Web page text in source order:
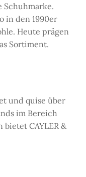
in den 1990er
Heute prägen
Sortiment.
und quise über
im Bereich
bietet CAYLER &